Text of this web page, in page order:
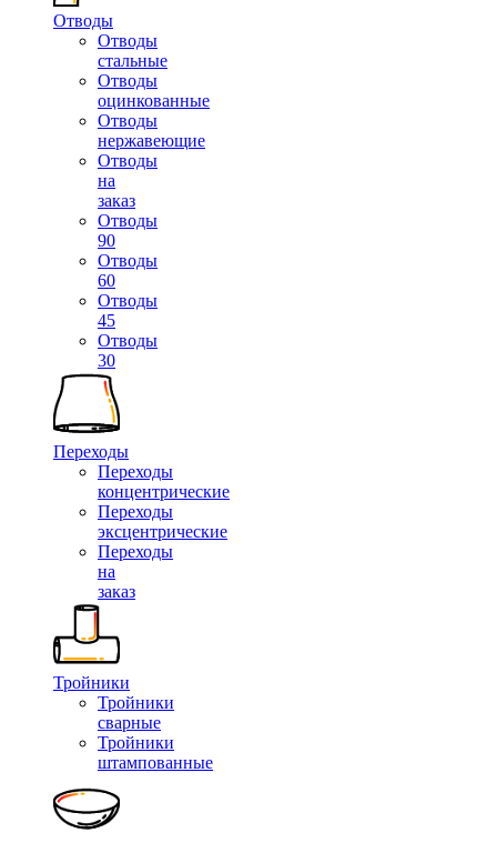
Отводы
Отводы
стальные
Отводы
оцинкованные
Отводы
нержавеющие
Отводы
на
заказ
Отводы
90
Отводы
60
Отводы
45
Отводы
30
Переходы
Переходы
концентрические
Переходы
эксцентрические
Переходы
на
заказ
Тройники
Тройники
сварные
Тройники
штампованные